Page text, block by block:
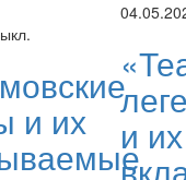
и их и их